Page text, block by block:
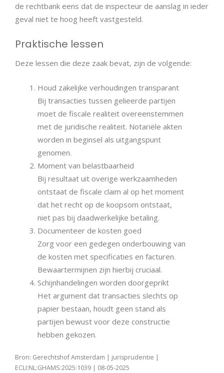
de rechtbank eens dat de inspecteur de aanslag in ieder
geval niet te hoog heeft vastgesteld.
Praktische lessen
Deze lessen die deze zaak bevat, zijn de volgende:
Houd zakelijke verhoudingen transparant
Bij transacties tussen gelieerde partijen
moet de fiscale realiteit overeenstemmen
met de juridische realiteit. Notariële akten
worden in beginsel als uitgangspunt
genomen.
Moment van belastbaarheid
Bij resultaat uit overige werkzaamheden
ontstaat de fiscale claim al op het moment
dat het recht op de koopsom ontstaat,
niet pas bij daadwerkelijke betaling.
Documenteer de kosten goed
Zorg voor een gedegen onderbouwing van
de kosten met specificaties en facturen.
Bewaartermijnen zijn hierbij cruciaal.
Schijnhandelingen worden doorgeprikt
Het argument dat transacties slechts op
papier bestaan, houdt geen stand als
partijen bewust voor deze constructie
hebben gekozen.
Bron: Gerechtshof Amsterdam | jurisprudentie |
ECLI:NL:GHAMS:2025:1039 | 08-05-2025